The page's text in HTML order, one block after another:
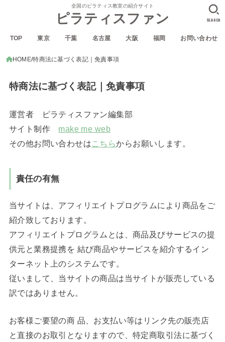
全国のピラティス教室の紹介サイト
ピラティスファン
TOP 東京 千葉 名古屋 大阪 福岡 お問い合わせ
SEARCH
HOME 特商法に基づく表記｜免責事項
特商法に基づく表記｜免責事項
運営者 ピラティスファン編集部
サイト制作 make me web
その他お問い合わせはこちらからお願いします。
責任の有無
当サイトは、アフィリエイトプログラムにより商品をご
紹介致しております。
アフィリエイトプログラムとは、商品及びサービスの提
供元と業務提携を 結び商品やサービスを紹介するイン
ターネット上のシステムです。
従いまして、当サイトの商品は当サイトが販売している
訳ではありません。
お客様ご要望の商 品、お支払い等はリンク先の販売店
と直接のお取引となりますので、特定商取引法に基づく